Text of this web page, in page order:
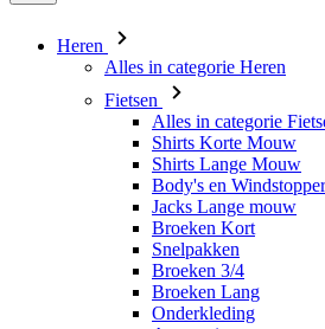
Shirts Lange Mouw
Body's en Windstoppers
Jacks Lange mouw
Broeken Kort
Snelpakken
Broeken 3/4
Broeken Lang
Onderkleding
Accessoires
Mutsen en Petten
Handschoenen
Sokken
Overig